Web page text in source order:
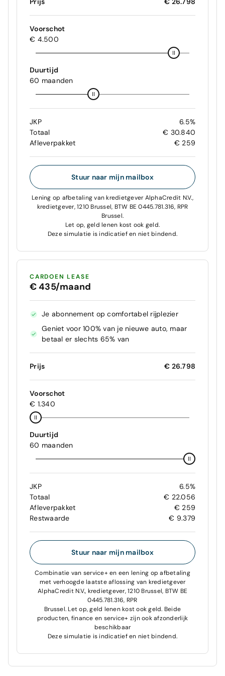
Voorschot
€ 4.500
Duurtijd
60 maanden
JKP
6.5%
Totaal
€ 30.840
Afleverpakket
€ 259
Stuur naar mijn mailbox
Lening op afbetaling van kredietgever AlphaCredit N.V.,
kredietgever, 1210 Brussel, BTW BE 0445.781.316, RPR
Brussel.
Let op, geld lenen kost ook geld.
Deze simulatie is indicatief en niet bindend.
CARDOEN LEASE
€ 435/maand
Je abonnement op comfortabel rijplezier
Geniet voor 100% van je nieuwe auto, maar
betaal er slechts 65% van
Prijs € 26.798
Voorschot
€ 1.340
Duurtijd
60 maanden
JKP
6.5%
Totaal
€ 22.056
Afleverpakket
€ 259
Restwaarde
€ 9.379
Stuur naar mijn mailbox
Combinatie van service+ en een lening op afbetaling
met verhoogde laatste aflossing van kredietgever
AlphaCredit N.V., kredietgever, 1210 Brussel, BTW BE
0445.781.316, RPR
Brussel. Let op, geld lenen kost ook geld. Beide
producten, finance en service+ zijn ook afzonderlijk
beschikbaar
Deze simulatie is indicatief en niet bindend.